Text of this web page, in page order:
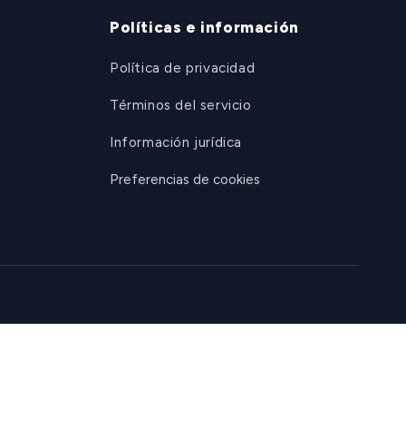
Políticas e información
Política de privacidad
Términos del servicio
Información jurídica
Preferencias de cookies